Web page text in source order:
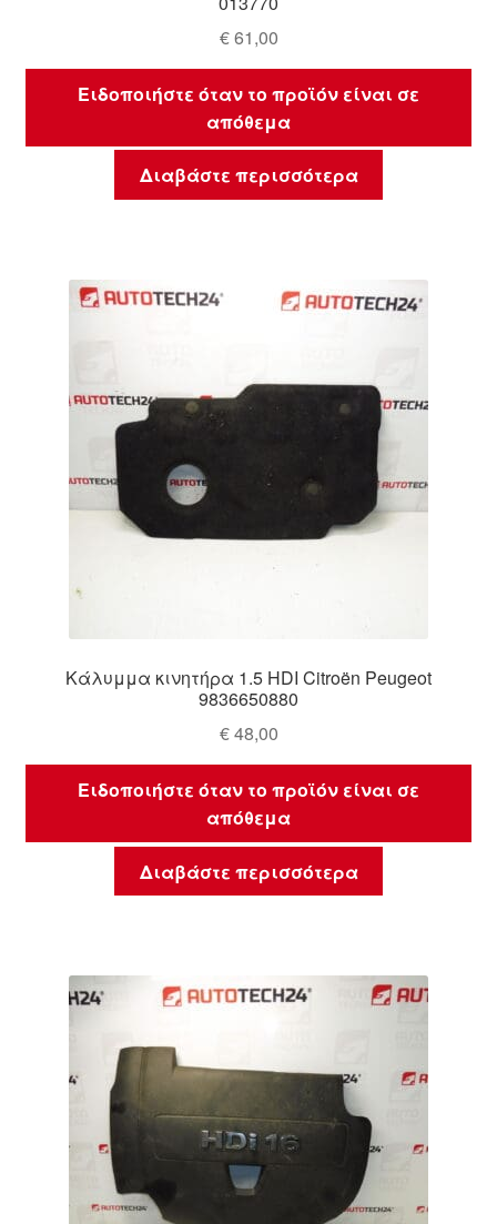
€61,00
Ειδοποιήστε όταν το προϊόν είναι σε
απόθεμα
Διαβάστε περισσότερα
Κάλυμμα κινητήρα 1.5 HDI Citroën Peugeot
9836650880
€48,00
Ειδοποιήστε όταν το προϊόν είναι σε
απόθεμα
Διαβάστε περισσότερα